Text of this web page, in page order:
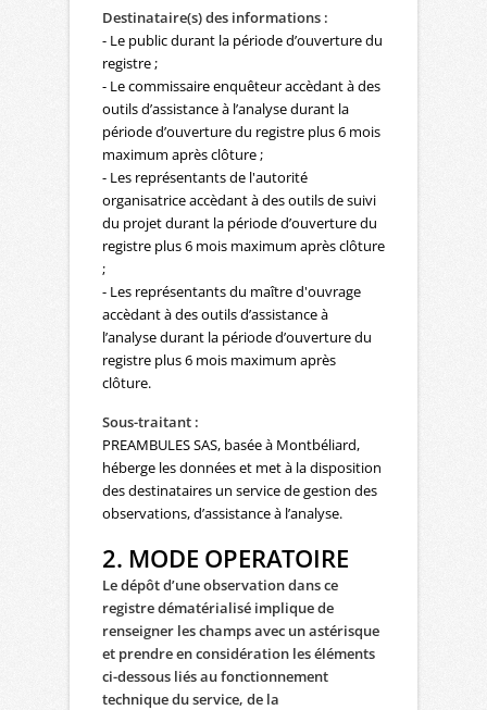
Destinataire(s) des informations :
- Le public durant la période d’ouverture du
registre ;
- Le commissaire enquêteur accèdant à des
outils d’assistance à l’analyse durant la
période d’ouverture du registre plus 6 mois
maximum après clôture ;
- Les représentants de l'autorité
organisatrice accèdant à des outils de suivi
du projet durant la période d’ouverture du
registre plus 6 mois maximum après clôture
;
- Les représentants du maître d'ouvrage
accèdant à des outils d’assistance à
l’analyse durant la période d’ouverture du
registre plus 6 mois maximum après
clôture.
Sous-traitant :
PREAMBULES SAS, basée à Montbéliard,
héberge les données et met à la disposition
des destinataires un service de gestion des
observations, d’assistance à l’analyse.
2. MODE OPERATOIRE
Le dépôt d’une observation dans ce
registre dématérialisé implique de
renseigner les champs avec un astérisque
et prendre en considération les éléments
ci-dessous liés au fonctionnement
technique du service, de la